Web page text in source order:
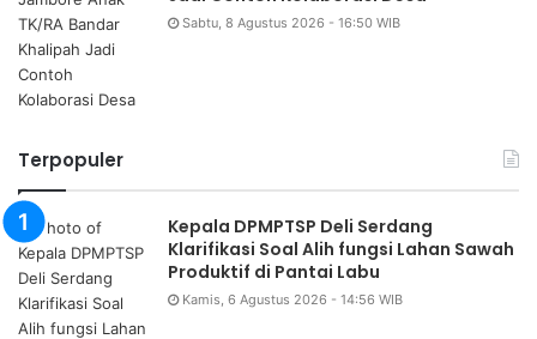
Sabtu, 8 Agustus 2026 - 16:50 WIB
Terpopuler
Kepala DPMPTSP Deli Serdang
Klarifikasi Soal Alih fungsi Lahan Sawah
Produktif di Pantai Labu
Kamis, 6 Agustus 2026 - 14:56 WIB